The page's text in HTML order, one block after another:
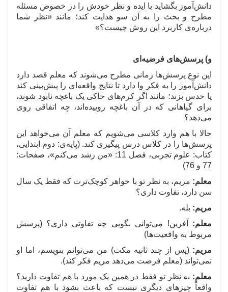
دانش آموز بگشاید یا ایده و نظر خودش را در خصوص مسئله
مطرح و بحث را به آن سو هدایت کند؛ مانند «نظر شما
دربارهی کاربرد این روش چیست؟»
و) پرسشهای فرضیه ای
این نوع پرسشها زمانی مطرح میشوند که معلم قصد دارد
دانش آموز را به فکر وا دارد تا نتایج واقعه ای را پیشبینی کند
یا حدس بزند؛ مانند اگر کرمهای خاکی یک باغچه نابود شوند،
برای گیاهانی که در آن باغچه روییده اند، چه اتفاقی روی
میدهد؟
حالا با هم وارد کلاسی میشویم که معلم آن میخواهد این
پرسشها را در کلاس درس پیگیری کند. (پایهی: دوم ابتدایی،
کتاب: علوم تجربی، فصل 11: «من رشد می
کنم»، صفحات:
77 و 76)
معلم: مریم، به نظر تو با خواهر کوچکترت که فقط یک سال
سن دارد، تفاوت داری؟
مریم: بله.
معلم: آفرین! میتوانی بگویی چه تفاوتی داری؟ (پرسش
مربوط به واقعیتها)
مریم: (پس از چند ثانیه مکث) من میتوانم بنویسم، اما او
نمیتواند (معلم فرصت میدهد مریم فکر کند).
معلم: به نظر تو فقط در همین یک مورد با هم تفاوت دارید؟
واقعاً چیزهای دیگری نیست که باعث بشود با هم تفاوت